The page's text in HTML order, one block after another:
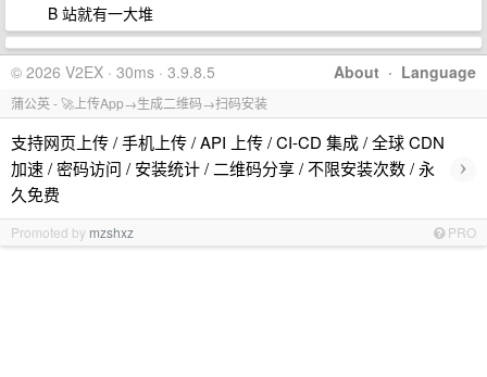
B 站就有一大堆
About · Language
© 2026 V2EX · 30ms · 3.9.8.5
蒲公英 - 🚀上传App→生成二维码→扫码安装
支持网页上传 / 手机上传 / API 上传 / CI-CD 集成 / 全球 CDN
加速 / 密码访问 / 安装统计 / 二维码分享 / 不限安装次数 / 永
久免费
›
Promoted by mzshxz PRO